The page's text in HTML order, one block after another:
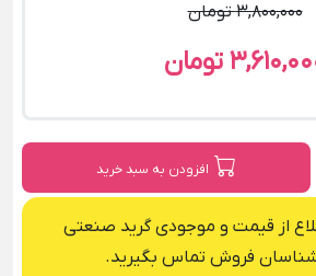
3,800,000 تومان
تومان
افزودن به سبد خرید
از قیمت و موجودی گرید صنعتی
فروش تماس بگیرید.